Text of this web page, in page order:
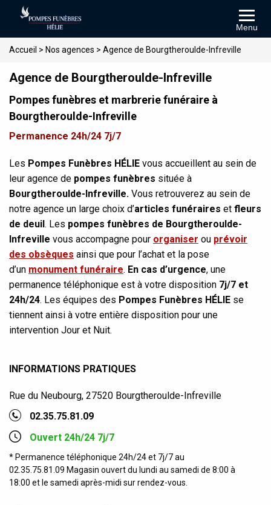
Menu
Accueil > Nos agences > Agence de Bourgtheroulde-Infreville
Agence de Bourgtheroulde-Infreville
Pompes funèbres et marbrerie funéraire à
Bourgtheroulde-Infreville
Permanence 24h/24 7j/7
Les Pompes Funèbres HÉLIE vous accueillent au sein de
leur agence de pompes funèbres située à
Bourgtheroulde-Infreville. Vous retrouverez au sein de
notre agence un large choix d’articles funéraires et fleurs
de deuil. Les pompes funèbres de Bourgtheroulde-
Infreville vous accompagne pour organiser ou prévoir
des obsèques ainsi que pour l’achat et la pose
d’un monument funéraire. En cas d’urgence, une
permanence téléphonique est à votre disposition 7j/7 et
24h/24. Les équipes des Pompes Funèbres HÉLIE se
tiennent ainsi à votre entière disposition pour une
intervention Jour et Nuit.
INFORMATIONS PRATIQUES
Rue du Neubourg, 27520 Bourgtheroulde-Infreville
02.35.75.81.09
Ouvert 24h/24 7j/7
* Permanence téléphonique 24h/24 et 7j/7 au
02.35.75.81.09 Magasin ouvert du lundi au samedi de 8:00 à
18:00 et le samedi après-midi sur rendez-vous.